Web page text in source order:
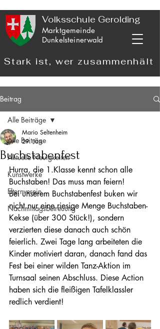
Volksschule Gerolding
Marktgemeinde
Dunkelsteinerwald
Stark ist, wer zusammenhält
Beitrag
Alle Beiträge
Aktuelle Neuigkeiten
Kunstwerke
Elternverein
Nachmittagsbetreuung
Alle Beiträge
Buchstabenfest
Mario Seltenheim
29. Jan.
Hurra, die 1.Klasse kennt schon alle
Buchstaben! Das muss man feiern!
Bei unserem Buchstabenfest buken wir
nicht nur eine riesige Menge Buchstaben-
Kekse (über 300 Stück!), sondern
verzierten diese danach auch schön
feierlich. Zwei Tage lang arbeiteten die
Kinder motiviert daran, danach fand das
Fest bei einer wilden Tanz-Aktion im
Turnsaal seinen Abschluss. Diese Action
haben sich die fleißigen Tafelklassler
redlich verdient!